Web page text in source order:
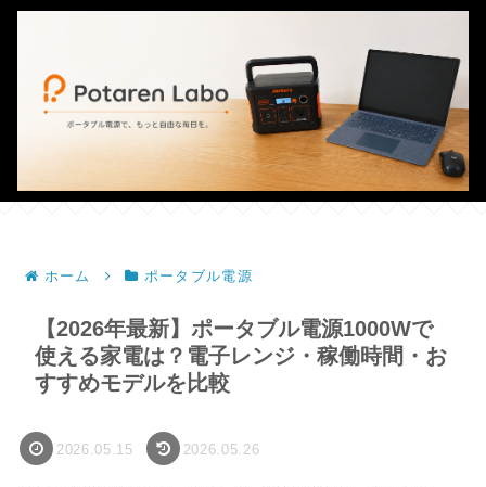
ホーム ポータブル電源
【2026年最新】ポータブル電源1000Wで
使える家電は？電子レンジ・稼働時間・お
すすめモデルを比較
2026.05.15 2026.05.26